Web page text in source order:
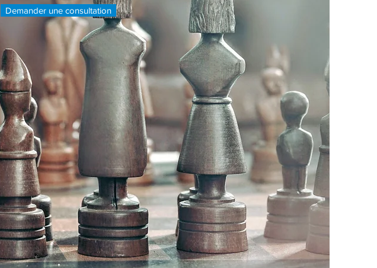
Demander une consultation